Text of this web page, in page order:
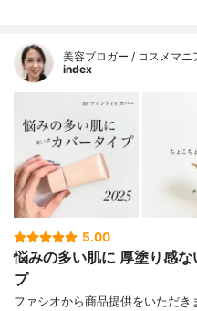
美容ブロガー / コスメマニ
index
5.00
悩みの多い肌に 厚塗り感
プ
ファシオから商品提供をいただ